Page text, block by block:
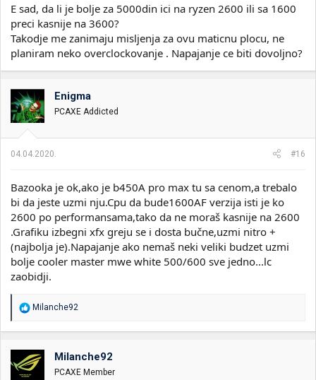
E sad, da li je bolje za 5000din ici na ryzen 2600 ili sa 1600
preci kasnije na 3600?
Takodje me zanimaju misljenja za ovu maticnu plocu, ne
planiram neko overclockovanje . Napajanje ce biti dovoljno?
Enigma
PCAXE Addicted
04.04.2020. #16
Bazooka je ok,ako je b450A pro max tu sa cenom,a trebalo
bi da jeste uzmi nju.Cpu da bude1600AF verzija isti je ko
2600 po performansama,tako da ne moraš kasnije na 2600
.Grafiku izbegni xfx greju se i dosta bučne,uzmi nitro +
(najbolja je).Napajanje ako nemaš neki veliki budzet uzmi
bolje cooler master mwe white 500/600 sve jedno...lc
zaobidji.
R
a
o
v
Milanche92
Milanche92
PCAXE Member